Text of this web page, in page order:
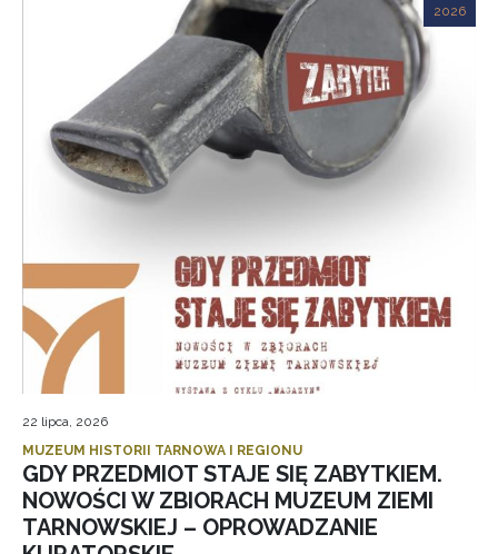
2026
22 lipca, 2026
MUZEUM HISTORII TARNOWA I REGIONU
GDY PRZEDMIOT STAJE SIĘ ZABYTKIEM.
NOWOŚCI W ZBIORACH MUZEUM ZIEMI
TARNOWSKIEJ – OPROWADZANIE